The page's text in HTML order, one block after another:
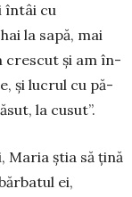
întâi cu
la sapă, mai
crescut și am în­
și lucrul cu pă­
la cusut”.
Maria știa să țină
ei,